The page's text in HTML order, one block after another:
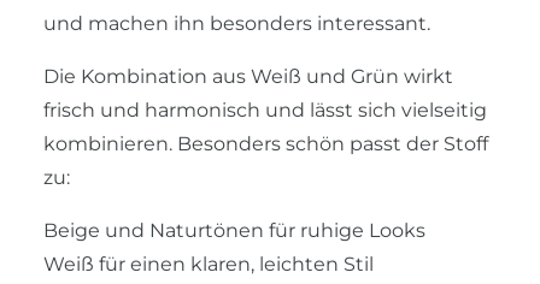
und machen ihn besonders interessant.
Die Kombination aus Weiß und Grün wirkt
frisch und harmonisch und lässt sich vielseitig
kombinieren. Besonders schön passt der Stoff
zu:
Beige und Naturtönen für ruhige Looks
Weiß für einen klaren, leichten Stil